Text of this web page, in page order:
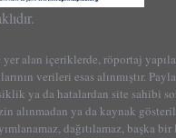
yer alan içeriklerde, röportaj
verileri esas alınmıştır.
ya da hatalardan site sahibi
alınmadan ya da kaynak
dağıtılamaz, başka